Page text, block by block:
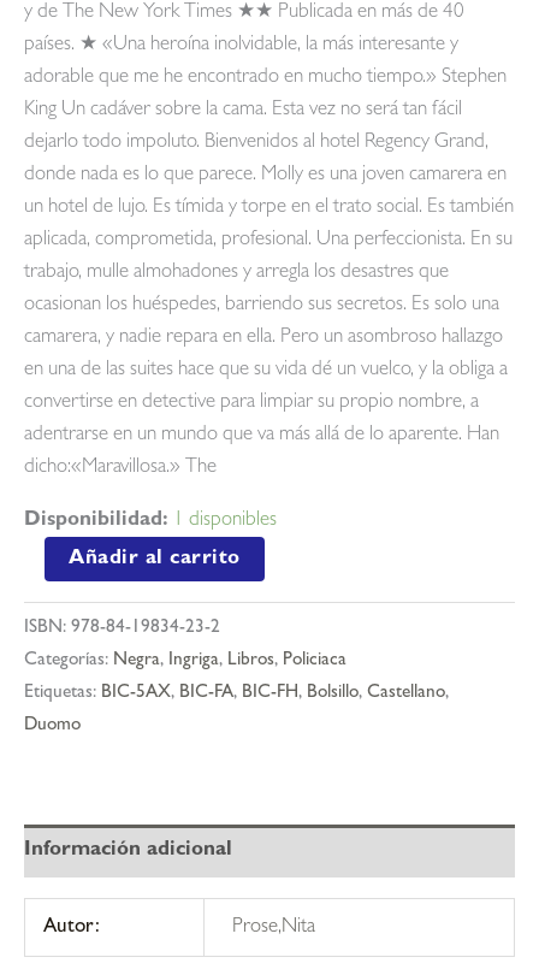
y de The New York Times ★★ Publicada en más de 40
países. ★ «Una heroína inolvidable, la más interesante y
adorable que me he encontrado en mucho tiempo.» Stephen
King Un cadáver sobre la cama. Esta vez no será tan fácil
dejarlo todo impoluto. Bienvenidos al hotel Regency Grand,
donde nada es lo que parece. Molly es una joven camarera en
un hotel de lujo. Es tímida y torpe en el trato social. Es también
aplicada, comprometida, profesional. Una perfeccionista. En su
trabajo, mulle almohadones y arregla los desastres que
ocasionan los huéspedes, barriendo sus secretos. Es solo una
camarera, y nadie repara en ella. Pero un asombroso hallazgo
en una de las suites hace que su vida dé un vuelco, y la obliga a
convertirse en detective para limpiar su propio nombre, a
adentrarse en un mundo que va más allá de lo aparente. Han
dicho:«Maravillosa.» The
Disponibilidad: 1 disponibles
camarera
cantidad
Añadir al carrito
ISBN: 978-84-19834-23-2
Categorías: Negra, Ingriga, Libros, Policiaca
Etiquetas: BIC-5AX, BIC-FA, BIC-FH, Bolsillo, Castellano,
Duomo
Información adicional
Autor: Prose,Nita